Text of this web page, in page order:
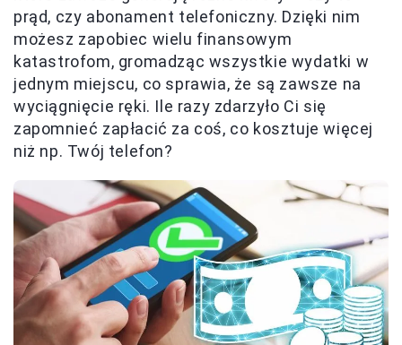
prąd, czy abonament telefoniczny. Dzięki nim
możesz zapobiec wielu finansowym
katastrofom, gromadząc wszystkie wydatki w
jednym miejscu, co sprawia, że są zawsze na
wyciągnięcie ręki. Ile razy zdarzyło Ci się
zapomnieć zapłacić za coś, co kosztuje więcej
niż np. Twój telefon?